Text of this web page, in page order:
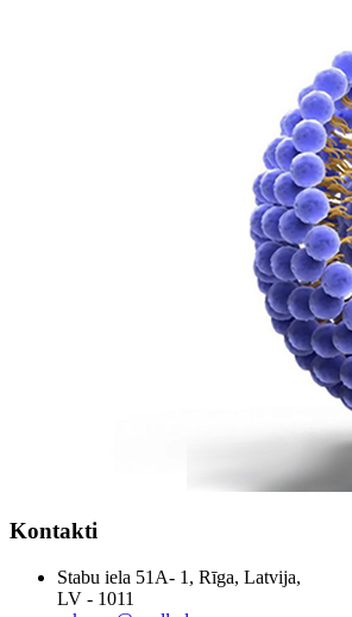
Kontakti
Stabu iela 51A- 1, Rīga, Latvija,
LV - 1011